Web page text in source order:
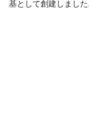
基として創建しました